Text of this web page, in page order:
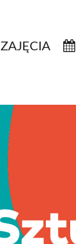
ZAJĘCIA